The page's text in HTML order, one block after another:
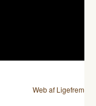
Web af Ligefrem